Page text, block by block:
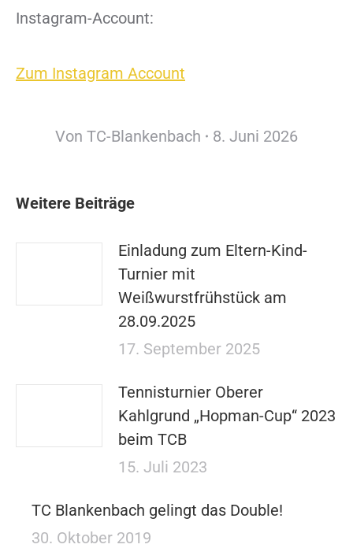
Instagram-Account:
Zum Instagram Account
Von TC-Blankenbach 8. Juni 2026
Weitere Beiträge
Einladung zum Eltern-Kind-
Turnier mit
Weißwurstfrühstück am
28.09.2025
17. September 2025
Tennisturnier Oberer
Kahlgrund „Hopman-Cup“ 2023
beim TCB
15. Juli 2023
TC Blankenbach gelingt das Double!
30. Oktober 2019